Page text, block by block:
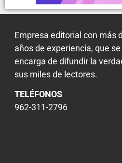
Empresa editorial con más
años de experiencia, que se
encarga de difundir la
sus miles de lectores.
TELÉFONOS
962-311-2796